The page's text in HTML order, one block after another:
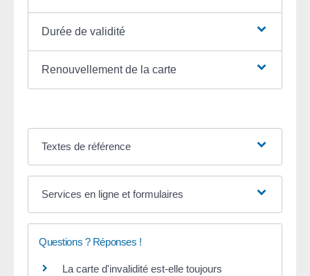
Durée de validité
Renouvellement de la carte
Textes de référence
Services en ligne et formulaires
Questions ? Réponses !
La carte d'invalidité est-elle toujours